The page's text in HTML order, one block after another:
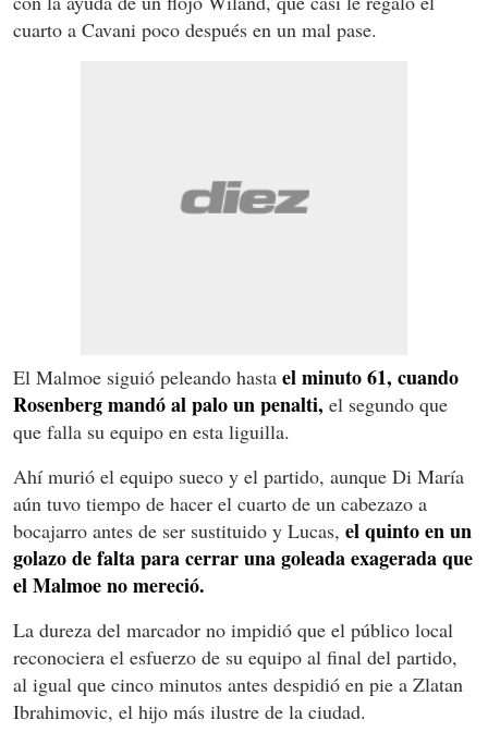
cuarto a Cavani poco después en un mal pase.
El Malmoe siguió peleando hasta el minuto 61, cuando
Rosenberg mandó al palo un penalti, el segundo que
que falla su equipo en esta liguilla.
Ahí murió el equipo sueco y el partido, aunque Di María
aún tuvo tiempo de hacer el cuarto de un cabezazo a
bocajarro antes de ser sustituido y Lucas, el quinto en un
golazo de falta para cerrar una goleada exagerada que
el Malmoe no mereció.
La dureza del marcador no impidió que el público local
reconociera el esfuerzo de su equipo al final del partido,
al igual que cinco minutos antes despidió en pie a Zlatan
Ibrahimovic, el hijo más ilustre de la ciudad.